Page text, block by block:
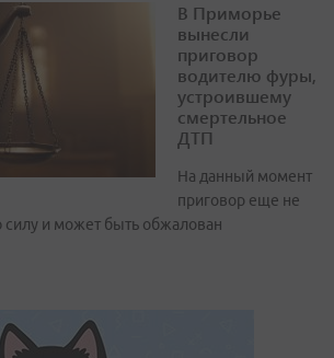
В Приморье
вынесли
приговор
водителю фуры,
устроившему
смертельное
ДТП
На данный момент
приговор еще не
силу и может быть обжалован